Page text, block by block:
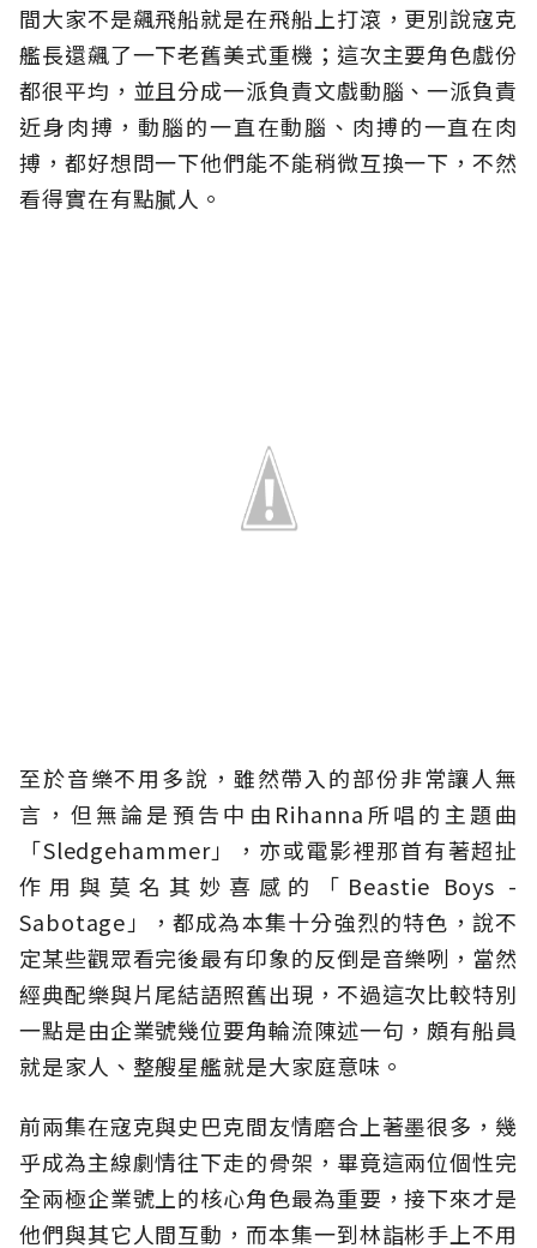
間大家不是飆飛船就是在飛船上打滾，更別說寇克
艦長還飆了一下老舊美式重機；這次主要角色戲份
都很平均，並且分成一派負責文戲動腦、一派負責
近身肉搏，動腦的一直在動腦、肉搏的一直在肉
搏，都好想問一下他們能不能稍微互換一下，不然
看得實在有點膩人。
至於音樂不用多說，雖然帶入的部份非常讓人無
言，但無論是預告中由Rihanna所唱的主題曲
「Sledgehammer」，亦或電影裡那首有著超扯
作用與莫名其妙喜感的「Beastie Boys -
Sabotage」，都成為本集十分強烈的特色，說不
定某些觀眾看完後最有印象的反倒是音樂咧，當然
經典配樂與片尾結語照舊出現，不過這次比較特別
一點是由企業號幾位要角輪流陳述一句，頗有船員
就是家人、整艘星艦就是大家庭意味。
前兩集在寇克與史巴克間友情磨合上著墨很多，幾
乎成為主線劇情往下走的骨架，畢竟這兩位個性完
全兩極企業號上的核心角色最為重要，接下來才是
他們與其它人間互動，而本集一到林詣彬手上不用